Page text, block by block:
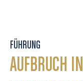
FÜHRUNG
AUFBRUCH